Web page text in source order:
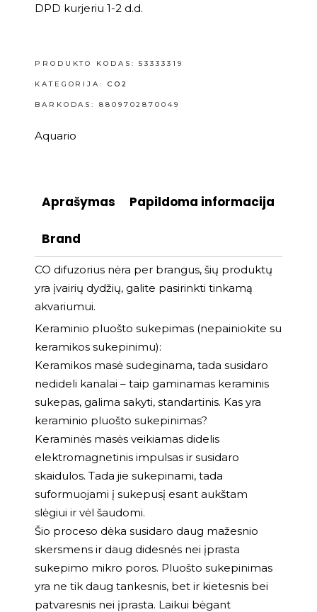
DPD kurjeriu 1-2 d.d.
PRODUKTO KODAS:53333319
KATEGORIJA: CO2
BARKODAS: 8809702870049
Aquario
Aprašymas Papildoma informacija
Brand
CO difuzorius nėra per brangus, šių produktų
yra įvairių dydžių, galite pasirinkti tinkamą
akvariumui.
Keraminio pluošto sukepimas (nepainiokite su
keramikos sukepinimu):
Keramikos masė sudeginama, tada susidaro
nedideli kanalai – taip gaminamas keraminis
sukepas, galima sakyti, standartinis. Kas yra
keraminio pluošto sukepinimas?
Keraminės masės veikiamas didelis
elektromagnetinis impulsas ir susidaro
skaidulos. Tada jie sukepinami, tada
suformuojami į sukepusį esant aukštam
slėgiui ir vėl šaudomi.
Šio proceso dėka susidaro daug mažesnio
skersmens ir daug didesnės nei įprasta
sukepimo mikro poros. Pluošto sukepinimas
yra ne tik daug tankesnis, bet ir kietesnis bei
patvaresnis nei įprasta. Laikui bėgant